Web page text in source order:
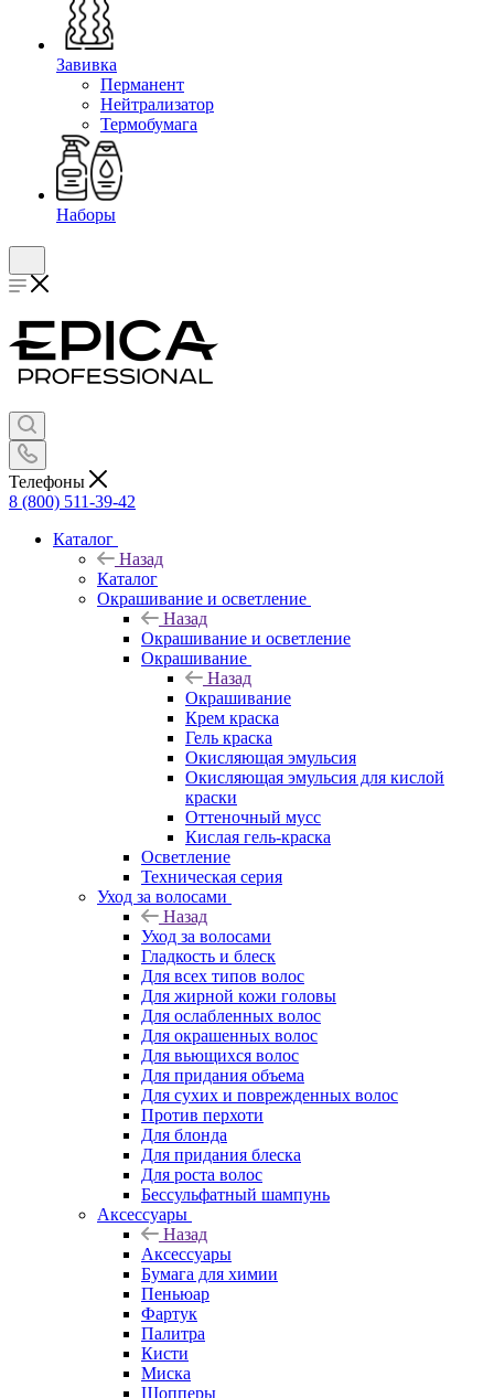
Завивка
Перманент
Нейтрализатор
Термобумага
Наборы
Телефоны
8 (800) 511-39-42
Каталог
Назад
Каталог
Окрашивание и осветление
Назад
Окрашивание и осветление
Окрашивание
Назад
Окрашивание
Крем краска
Гель краска
Окисляющая эмульсия
Окисляющая эмульсия для кислой
краски
Оттеночный мусс
Кислая гель-краска
Осветление
Техническая серия
Уход за волосами
Назад
Уход за волосами
Гладкость и блеск
Для всех типов волос
Для жирной кожи головы
Для ослабленных волос
Для окрашенных волос
Для вьющихся волос
Для придания объема
Для сухих и поврежденных волос
Против перхоти
Для блонда
Для придания блеска
Для роста волос
Бессульфатный шампунь
Аксессуары
Назад
Аксессуары
Бумага для химии
Пеньюар
Фартук
Палитра
Кисти
Миска
Шопперы